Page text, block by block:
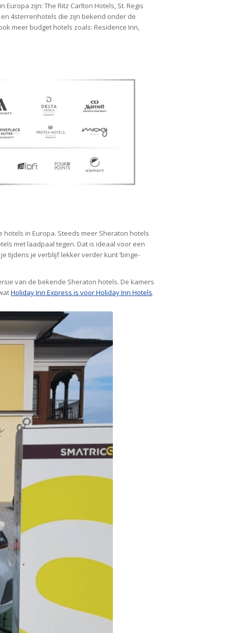
zijn: The Ritz Carlton Hotels, St. Regis
4sterrenhotels die zijn bekend onder de
meer budget hotels zoals: Residence Inn,
in Europa. Steeds meer Sheraton hotels
met laadpaal tegen. Dat is ideaal voor een
tijdens je verblijf lekker verder kunt ‘binge-
van de bekende Sheraton hotels. De kamers
Holiday Inn Express is voor Holiday Inn Hotels.